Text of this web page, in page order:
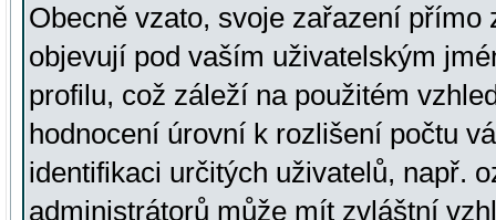
Obecně vzato, svoje zařazení přímo
objevují pod vaším uživatelským
profilu, což záleží na použitém
hodnocení úrovní k rozlišení počtu
identifikaci určitých uživatelů, např.
administrátorů může mít zvláštní